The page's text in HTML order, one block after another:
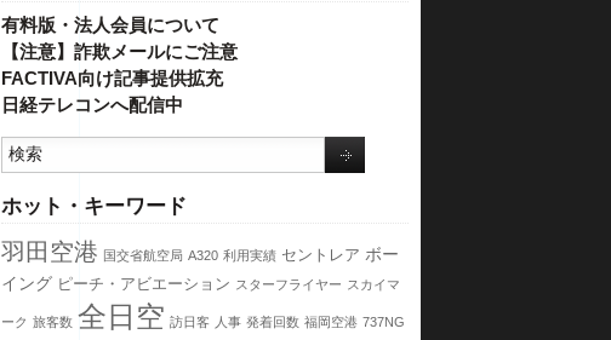
有料版・法人会員について
【注意】詐欺メールにご注意
FACTIVA向け記事提供拡充
日経テレコンへ配信中
ホット・キーワード
羽田空港 国交省航空局 A320 利用実績 セントレア ボー
イング ピーチ・アビエーション スターフライヤー スカイマ
ーク 旅客数 全日空 訪日客 人事 発着回数 福岡空港 737NG